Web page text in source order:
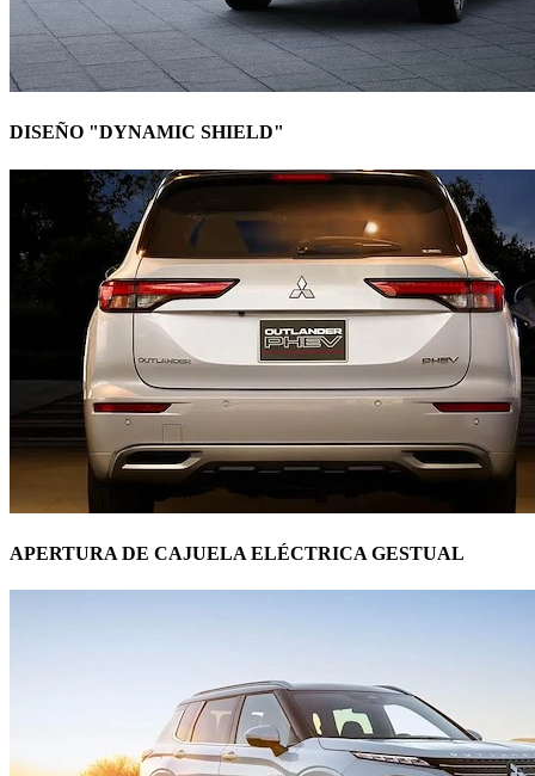
DISEÑO "DYNAMIC SHIELD"
APERTURA DE CAJUELA ELÉCTRICA GESTUAL